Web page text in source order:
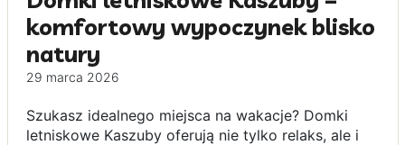
komfortowy wypoczynek blisko
natury
29 marca 2026
Szukasz idealnego miejsca na wakacje? Domki
letniskowe Kaszuby oferują nie tylko relaks, ale i